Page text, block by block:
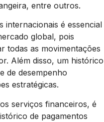
entre outros.
internacionais é essencial
global, pois
todas as movimentações
Além disso, um histórico
de desempenho
estratégicas.
serviços financeiros, é
de pagamentos